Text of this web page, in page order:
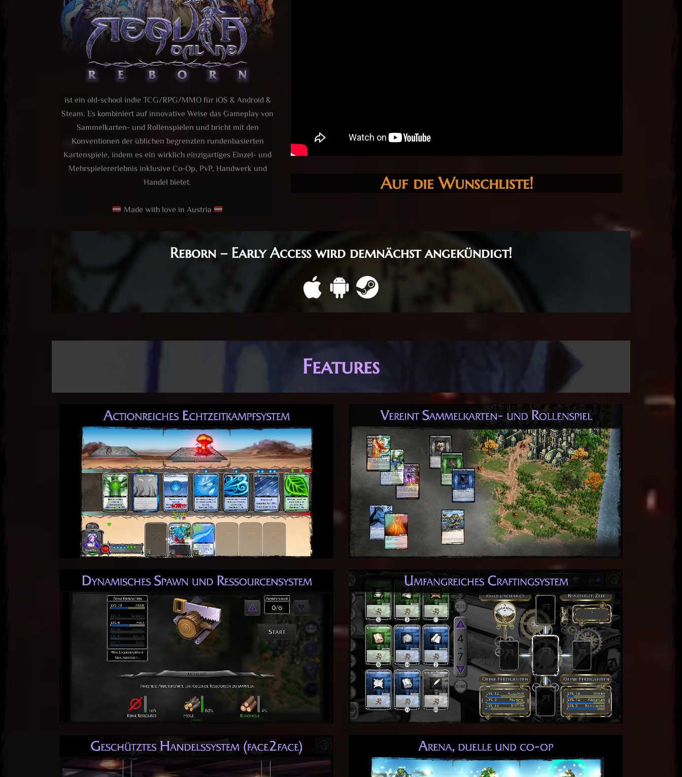
ist ein old-school indie TCG/RPG/MMO für iOS & Android &
Steam. Es kombiniert auf innovative Weise das Gameplay von
Sammelkarten- und Rollenspielen und bricht mit den
Konventionen der üblichen begrenzten rundenbasierten
Kartenspiele, indem es ein wirklich einzigartiges Einzel- und
Mehrspielererlebnis inklusive Co-Op, PvP, Handwerk und
Handel bietet.
Made with love in Austria
Auf die Wunschliste!
Reborn – Early Access wird demnächst angekündigt!
Features